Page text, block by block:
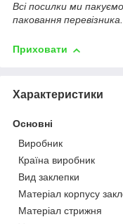
Всі посилки ми
паковання перевізника.
Приховати
Характеристики
Основні
Виробник
Країна виробник
Вид заклепки
Матеріал корпусу
Матеріал стрижня